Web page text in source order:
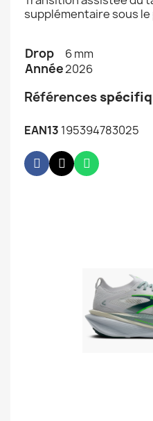
supplémentaire sous le
Drop 6 mm
Année2026
Références
EAN13 195394783025